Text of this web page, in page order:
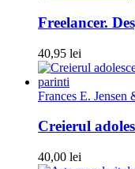
Freelancer.
40,95 lei
Frances E.
Creierul
40,00 lei